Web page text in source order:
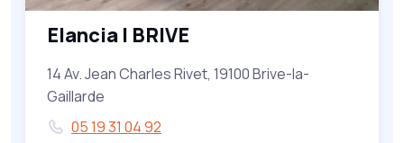
Elancia | BRIVE
14 Av. Jean Charles Rivet, 19100 Brive-la-
Gaillarde
05 19 31 04 92